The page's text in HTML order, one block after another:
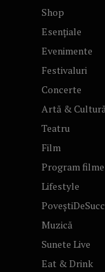
Shop
Esențiale
Evenimente
Festivaluri
Concerte
Artă &
Teatru
Film
Program filme
Lifestyle
Muzică
Sunete Live
Eat & Drink